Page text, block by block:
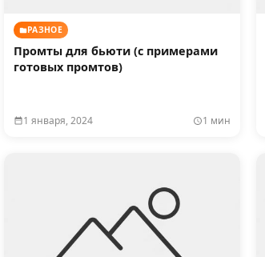
РАЗНОЕ
Промты для бьюти (с примерами
готовых промтов)
1 января, 2024 1 мин